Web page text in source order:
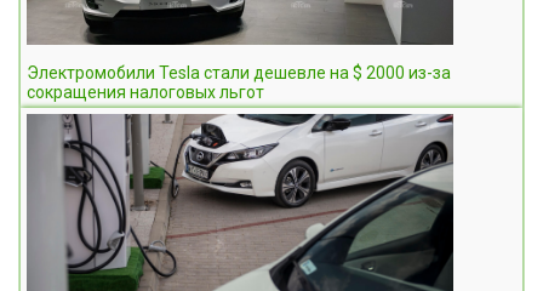
Электромобили Tesla стали дешевле на $ 2000 из-за
сокращения налоговых льгот